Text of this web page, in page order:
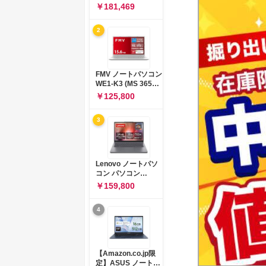
コン 15-fd 15.6イン
チ インテル Core 5
120U メモリ16GB
SSD512GB
Windows 11
Microsoft Office
2024搭載 WPS
Office搭載 カメラシ
ャッター 指紋認証 薄
型 Copilotキー搭載
ナチュラルシルバー
￥181,469
2
FMV ノートパソコン
WE1-K3 (MS 365
Personal/Copilotキ
ー搭載/Win 11/15.6
型/Core
i5/16GB/SSD
512GB/ホワイト)
FMVWK3E15W_AZ
￥125,800
3
Lenovo ノートパソ
コン パソコン
IdeaPad Slim 3 14.0
インチ AMD
Ryzen™ 5 8640HS
メモリ16GB
SSD512GB
Microsoft 365 試用
版 Windows11 バッ
テリー駆動12.6時間
重量1.39kg ルナグレ
￥159,800
4
【Amazon.co.jp限
定】ASUS ノートパ